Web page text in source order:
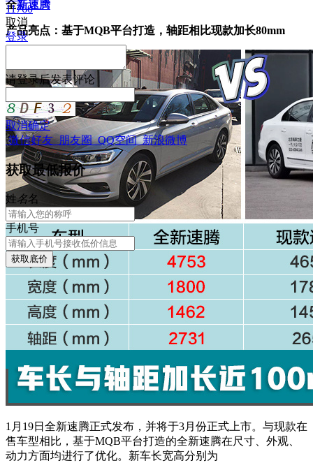
全新速腾
产品亮点：基于MQB平台打造，轴距相比现款加长80mm
1月19日全新速腾正式发布，并将于3月份正式上市。与现款在
售车型相比，基于MQB平台打造的全新速腾在尺寸、外观、
动力方面均进行了优化。新车长宽高分别为
11760
取消
登录
请登录后发表评论
取消确定
微信好友 朋友圈 QQ空间 新浪微博
获取最低报价
姓名名
手机号
获取底价